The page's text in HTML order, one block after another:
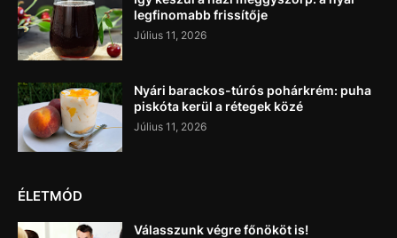
legfinomabb frissítője
Július 11, 2026
Nyári barackos-túrós pohárkrém: puha
piskóta kerül a rétegek közé
Július 11, 2026
ÉLETMÓD
Válasszunk végre főnököt is!